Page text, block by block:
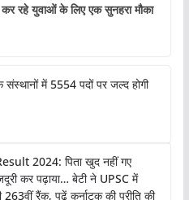
रहे युवाओं के लिए एक सुनहरा मौका
संस्थानों में 5554 पदों पर जल्द होगी
2024: पिता खुद नहीं गए
कर पढ़ाया… बेटी ने UPSC में
263वीं रैंक, पढ़ें कर्नाटक की प्रीति की